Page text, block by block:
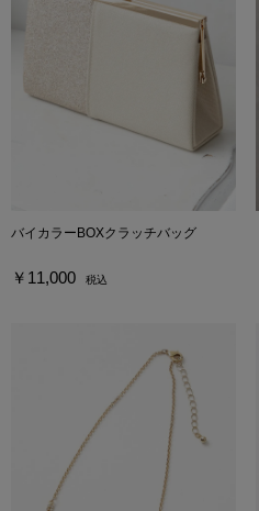
バイカラーBOXクラッチバッグ
￥11,000 税込